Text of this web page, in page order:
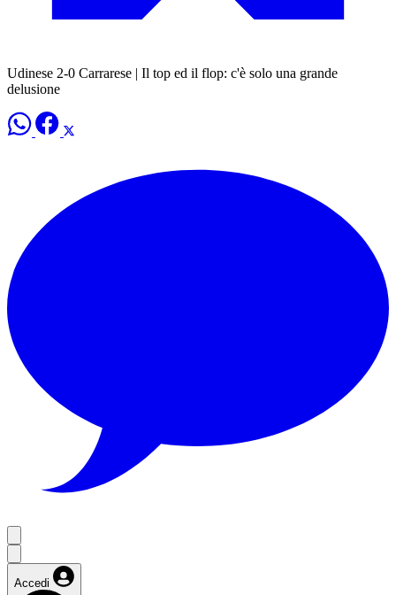
Udinese 2-0 Carrarese | Il top ed il flop: c'è solo una grande
delusione
Accedi